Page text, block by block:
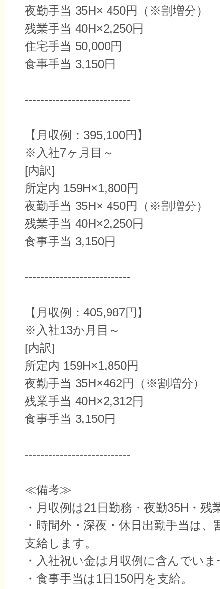
夜勤手当 35H× 450円（※割増分）
残業手当 40H×2,250円
住宅手当 50,000円
食事手当 3,150円
---------------------------
【月収例：395,100円】
※入社7ヶ月目～
[内訳]
所定内 159H×1,800円
夜勤手当 35H× 450円（※割増分）
残業手当 40H×2,250円
食事手当 3,150円
---------------------------
【月収例：405,987円】
※入社13か月目～
[内訳]
所定内 159H×1,850円
夜勤手当 35H×462円（※割増分）
残業手当 40H×2,312円
食事手当 3,150円
---------------------------
≪備考≫
・月収例は21日勤務・夜勤35H・残
・時間外・深夜・休日出勤手当は、
支給します。
・入社祝い金は月収例に含んでい
・食事手当は1日150円を支給。